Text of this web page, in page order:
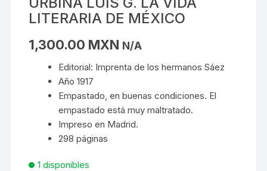
LITERARIA DE MÉXICO
1,300.00 MXN N/A
Editorial: Imprenta de los hermanos Sáez
Año 1917
Empastado, en buenas condiciones. El
empastado está muy maltratado.
Impreso en Madrid.
298 páginas
1 disponibles